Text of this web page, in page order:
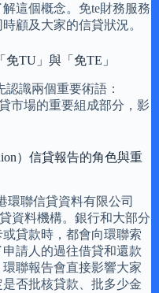
這個概念。免te財務服務
顧及大家的信貸狀況。
免TU」與「免TE」
識兩個重要術語：
市場的重要組成部分，影
）信貸報告的角色與重
環聯信貸資料有限公司
資料機構。銀行和大部分
貸款時，都會向環聯索
請人的過往借貸和還款
聯報告會直接影響大家
否批核貸款、批多少金